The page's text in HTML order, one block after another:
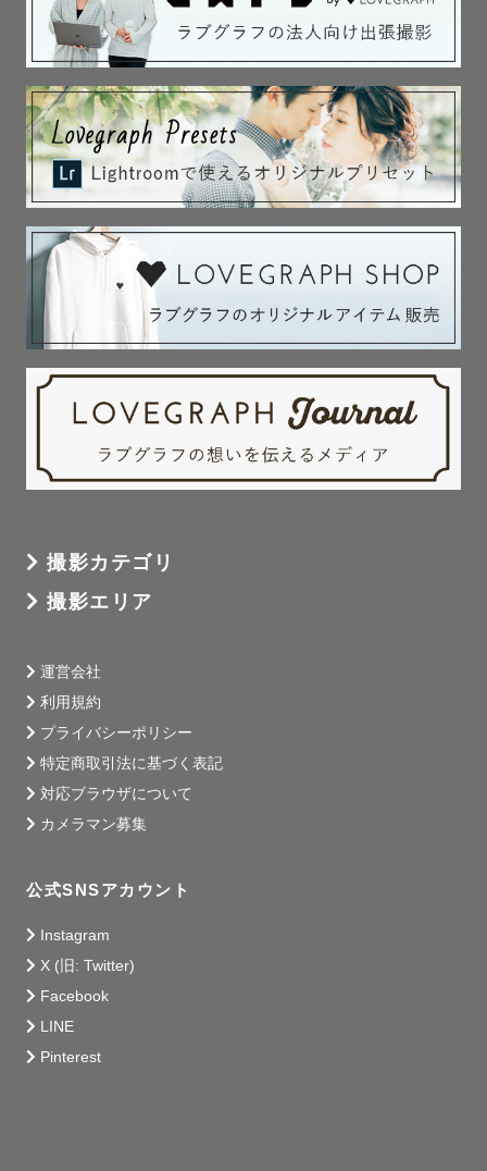
◇予約時間（753撮影）
9月～11月は沢山のゲスト様からご予約を頂きます。
朝は～10時までのお時間、昼は14時～のお時間で
ご予約をお勧めしております。
またLineにてご相談できますのでお気軽にご連絡ください
✨
◇753貸出小物
•和傘（子供用）赤と白
•753数字バナー
⚠️雨の日だと貸出できない可能性もございますのでご了承
ご相談をさせていただきます。
こちらからも提案はさせていただきますが、
お気軽にご連絡ください🌈
◇打ち合わせ方法
打ち合わせをさせて頂きます‼
◇撮影当日
ゲスト様やお子様の様子を見つつ撮影を進めさせていただ
きます
撮影カテゴリ
撮影エリア
運営会社
利用規約
プライバシーポリシー
特定商取引法に基づく表記
対応ブラウザについて
カメラマン募集
公式SNSアカウント
Instagram
X (旧: Twitter)
Facebook
LINE
Pinterest